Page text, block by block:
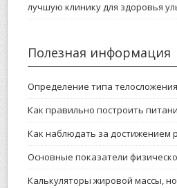
лучшую клинику для здоровья
Полезная информация
Определение типа телосложения
Как правильно построить
Как наблюдать за достижением
Основные показатели
Калькуляторы жировой массы,